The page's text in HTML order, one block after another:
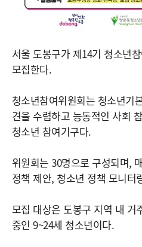
서울 도봉구가 제14기 청소년
모집한다.
청소년참여위원회는 청소년기
견을 수렴하고 능동적인 사회
청소년 참여기구다.
위원회는 30명으로 구성되며,
정책 제안, 청소년 정책 모니터
모집 대상은 도봉구 지역 내 거
중인 9~24세 청소년이다.